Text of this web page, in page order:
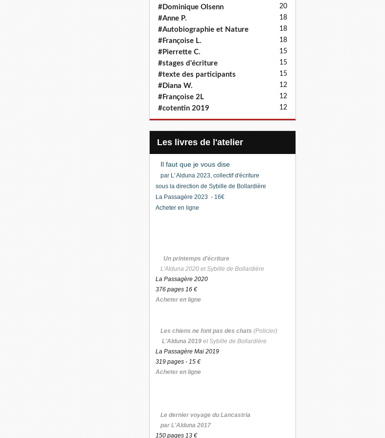
#Dominique Olsenn 20
#Anne P. 18
#Autobiographie et Nature 18
#Françoise L. 18
#Pierrette C. 15
#stages d'écriture 15
#texte des participants 15
#Diana W. 12
#Françoise 2L 12
#cotentin 2019 12
Les livres de l'atelier
Il faut que je vous dise
par L' Alduna 2023, collectif d'écriture
sous la direction de Sybille de Bollardière
La Passagère 2023 - 16€
Acheter en ligne
Un printemps d'écriture
L'Alduna 2020 et Sybille de Bollardière
La Passagère 2020
376 pages 16 €
Acheter en ligne
Les chiens ne font pas des chats (Policier)
L'Alduna 2019 et Sybille de Bollardière
La Passagère Mai 2019
319 pages - 15 €
Acheter en ligne
Le dernier voyage du Lancastria
par L'Alduna 2017
150 pages 13 €